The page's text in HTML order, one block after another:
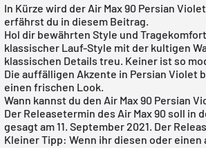
In Kürze wird der Air Max 90 Persian
erfährst du in diesem Beitrag.
Hol dir bewährten Style und
klassischer Lauf-Style mit der kultigen
klassischen Details treu. Keiner ist so
Die auffälligen Akzente in Persian Violet
einen frischen Look.
Wann kannst du den Air Max 90 Persian
Der Releasetermin des Air Max 90 soll
gesagt am 11. September 2021. Der
Kleiner Tipp: Wenn ihr diesen oder